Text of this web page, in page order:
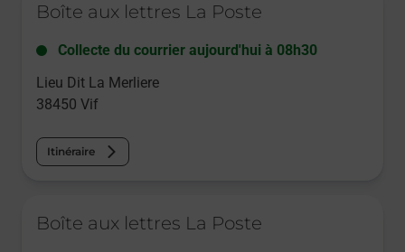
Boîte aux lettres La Poste
Collecte du courrier aujourd'hui à 08h30
Lieu Dit La Merliere
38450 Vif
Itinéraire
Boîte aux lettres La Poste